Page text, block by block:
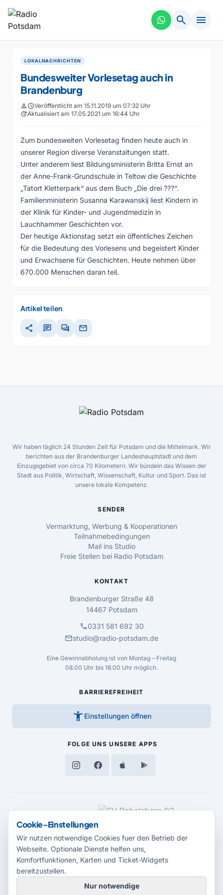
search menu
LOKALNACHRICHTEN
Bundesweiter Vorlesetag auch in
Brandenburg
personscheduleVeröffentlicht am 15.11.2019 um 07:32 Uhr
updateAktualisiert am 17.05.2021 um 16:44 Uhr
Zum bundesweiten Vorlesetag finden heute auch in
unserer Region diverse Veranstaltungen statt.
Unter anderem liest Bildungsministerin Britta Ernst an
der Anne-Frank-Grundschule in Teltow die Geschichte
„Tatort Kletterpark“ aus dem Buch „Die drei ???“.
Familienministerin Susanna Karawanskij liest Kindern in
der Klinik für Kinder- und Jugendmedizin in
Lauchhammer Geschichten vor.
Der heutige Aktionstag setzt ein öffentliches Zeichen
für die Bedeutung des Vorlesens und begeistert Kinder
und Erwachsene für Geschichten. Heute nehmen über
670.000 Menschen daran teil.
Artikel teilen
share chat forum mail
Wir haben täglich 24 Stunden Zeit für Potsdam und die Mittelmark. Wir
berichten aus der Brandenburger Landeshauptstadt und dem
Einzugsgebiet von circa 70 Kilometern. Wir bündeln das Wissen der
Stadt aus Politik, Wirtschaft, Wissenschaft, Kultur und Sport. Das ist
unsere lokale Kompetenz.
SENDER
Vermarktung, Werbung & Kooperationen
Teilnahmebedingungen
Mail ins Studio
Freie Stellen bei Radio Potsdam
KONTAKT
Brandenburger Straße 48
14467 Potsdam
call0331 581 692 30
mailstudio@radio-potsdam.de
Eine Gewinnabholung ist von Montag – Freitag
08.00 Uhr bis 18.00 Uhr möglich.
BARRIEREFREIHEIT
accessibility_new Einstellungen öffnen
FOLGE UNS UNSERE APPS
MEDIENPARTNER
Cookie-Einstellungen
Wir nutzen notwendige Cookies fuer den Betrieb der
Webseite. Optionale Dienste helfen uns,
Komfortfunktionen, Karten und Ticket-Widgets
bereitzustellen.
Nur notwendige